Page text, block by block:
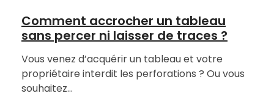
Comment accrocher un tableau
sans percer ni laisser de traces ?
Vous venez d’acquérir un tableau et votre
propriétaire interdit les perforations ? Ou vous
souhaitez…